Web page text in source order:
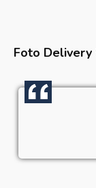
Foto Delivery